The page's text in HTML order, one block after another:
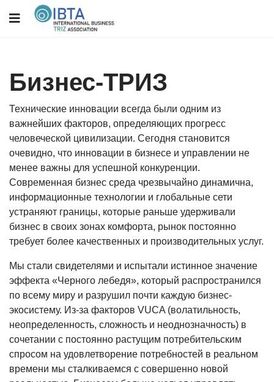
Бизнес-ТРИЗ
Технические инновации всегда были одним из
важнейших факторов, определяющих прогресс
человеческой цивилизации. Сегодня становится
очевидно, что инновации в бизнесе и управлении не
менее важны для успешной конкуренции.
Современная бизнес среда чрезвычайно динамична,
информационные технологии и глобальные сети
устраняют границы, которые раньше удерживали
бизнес в своих зонах комфорта, рынок постоянно
требует более качественных и производительных услуг.
Мы стали свидетелями и испытали истинное значение
эффекта «Черного лебедя», который распространился
по всему миру и разрушил почти каждую бизнес-
экосистему. Из-за факторов VUCA (волатильность,
неопределенность, сложность и неоднозначность) в
сочетании с постоянно растущим потребительским
спросом на удовлетворение потребностей в реальном
времени мы сталкиваемся с совершенно новой